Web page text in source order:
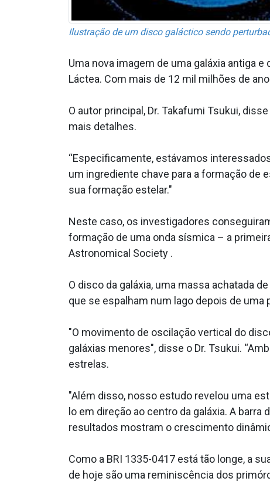
Ilustração de um disco galáctico sendo
Uma nova imagem de uma galáxia antiga
Láctea. Com mais de 12 mil milhões de
O autor principal, Dr. Takafumi Tsukui,
mais detalhes.
“Especificamente, estávamos
um ingrediente chave para a formação de
sua formação estelar."
Neste caso, os investigadores
formação de uma onda sísmica – a
Astronomical Society .
O disco da galáxia, uma massa achatada
que se espalham num lago depois de uma
"O movimento de oscilação vertical do
galáxias menores", disse o Dr. Tsukui.
estrelas.
"Além disso, nosso estudo revelou uma
lo em direção ao centro da galáxia. A
resultados mostram o crescimento
Como a BRI 1335-0417 está tão longe, a
de hoje são uma reminiscência dos